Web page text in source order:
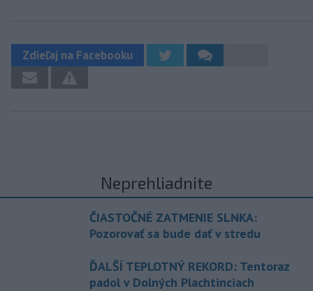
Zdieľaj na Facebooku
Neprehliadnite
ČIASTOČNÉ ZATMENIE SLNKA:
Pozorovať sa bude dať v stredu
ĎALŠÍ TEPLOTNÝ REKORD: Tentoraz
padol v Dolných Plachtinciach